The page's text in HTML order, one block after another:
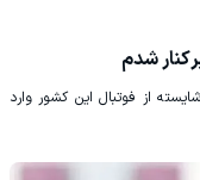
شدم
از فوتبال این کشور وارد